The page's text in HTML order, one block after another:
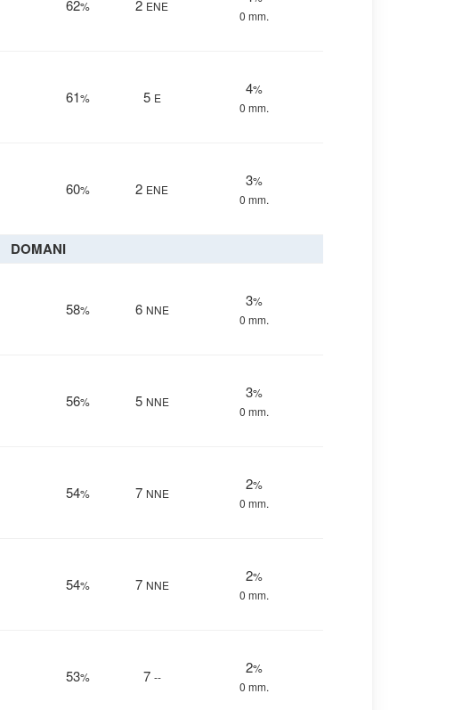
62% 2 ENE
0 mm.
61% 5 E
4%
0 mm.
60% 2 ENE
3%
0 mm.
DOMANI
58% 6 NNE
3%
0 mm.
56% 5 NNE
3%
0 mm.
54% 7 NNE
2%
0 mm.
54% 7 NNE
2%
0 mm.
53% 7 --
2%
0 mm.